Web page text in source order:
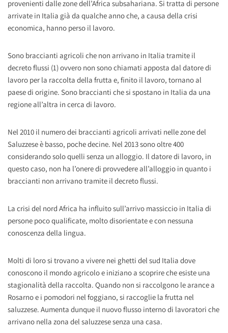
provenienti dalle zone dell’Africa subsahariana. Si tratta di persone
arrivate in Italia già da qualche anno che, a causa della crisi
economica, hanno perso il lavoro.
Sono braccianti agricoli che non arrivano in Italia tramite il
decreto flussi (1) ovvero non sono chiamati apposta dal datore di
lavoro per la raccolta della frutta e, finito il lavoro, tornano al
paese di origine. Sono braccianti che si spostano in Italia da una
regione all’altra in cerca di lavoro.
Nel 2010 il numero dei braccianti agricoli arrivati nelle zone del
Saluzzese è basso, poche decine. Nel 2013 sono oltre 400
considerando solo quelli senza un alloggio. Il datore di lavoro, in
questo caso, non ha l’onere di provvedere all’alloggio in quanto i
braccianti non arrivano tramite il decreto flussi.
La crisi del nord Africa ha influito sull’arrivo massiccio in Italia di
persone poco qualificate, molto disorientate e con nessuna
conoscenza della lingua.
Molti di loro si trovano a vivere nei ghetti del sud Italia dove
conoscono il mondo agricolo e iniziano a scoprire che esiste una
stagionalità della raccolta. Quando non si raccolgono le arance a
Rosarno e i pomodori nel foggiano, si raccoglie la frutta nel
saluzzese. Aumenta dunque il nuovo flusso interno di lavoratori che
arrivano nella zona del saluzzese senza una casa.